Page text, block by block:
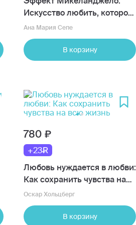
Искусство любить, которое
превращает двух людей в
шедевр
Ана Мария Сепе
В корзину
780
+23
Любовь нуждается в любви:
Как сохранить чувства на
всю жизнь
Оскар Хольцберг
В корзину